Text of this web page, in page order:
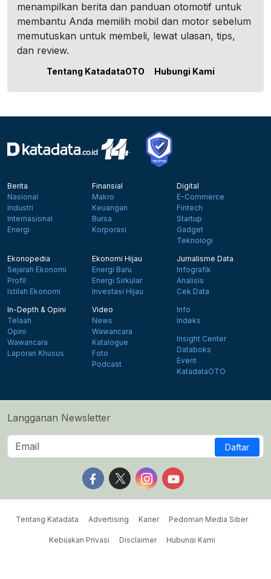
menampilkan berita dan panduan otomotif untuk
membantu Anda memilih mobil dan motor sebelum
memutuskan untuk membeli, lewat ulasan, tips,
dan review.
Tentang KatadataOTO Hubungi Kami
Berita
Nasional
Industri
Internasional
Energi
Finansial
Makro
Keuangan
Bursa
Korporasi
Digital
E-Commerce
Fintech
Startup
Gadget
Teknologi
Ekonopedia
Sejarah Ekonomi
Profil
Istilah Ekonomi
Ekonomi Hijau
Energi Baru
Energi Sirkular
Investasi Hijau
Jurnalisme Data
Infografik
Analisis
Cek Data
In-Depth & Opini
Telaah
Opini
Wawancara
Laporan Khusus
Video
News
Wawancara
Katalogue
Foto
Podcast
Info
Indeks
Insight Center
Databoks
Event
KatadataOTO
Langganan Newsletter
Daftar
Follow us on Facebook
Follow us on X
Follow us on Instagram
Follow us on
Tentang Katadata Advertising Karier Pedoman Media Siber
Kebijakan Privasi Disclaimer Hubungi Kami